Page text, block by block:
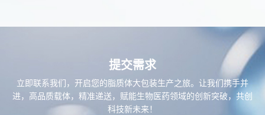
提交需求
立即联系我们，开启您的脂质体大包装生产之旅。让我们携手并
进，高品质载体，精准递送，赋能生物医药领域的创新突破，共创
科技新未来！